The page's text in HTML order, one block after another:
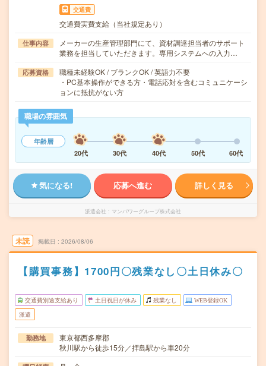
交通費
交通費実費支給（当社規定あり）
仕事内容
メーカーの生産管理部門にて、資材調達担当者のサポート
業務を担当していただきます。専用システムへの入力…
応募資格
職種未経験OK / ブランクOK / 英語力不要
・PC基本操作ができる方・電話応対を含むコミュニケーシ
ョンに抵抗がない方
職場の雰囲気
年齢層
20代
30代 40代 50代 60代
気になる! 応募へ進む 詳しく見る
派遣会社 マンパワーグループ株式会社
未読 掲載日 2026/08/06
【購買事務】1700円〇残業なし〇土日休み〇
交通費別途支給あり 土日祝日が休み 残業なし WEB登録OK
派遣
勤務地
東京都西多摩郡
秋川駅から徒歩15分／拝島駅から車20分